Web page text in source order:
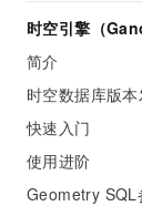
时空引擎（
简介
时空数据库版
快速入门
使用进阶
Geometry SQL